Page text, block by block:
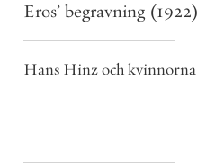
Eros’ begravning (1922)
Hans Hinz och kvinnorna